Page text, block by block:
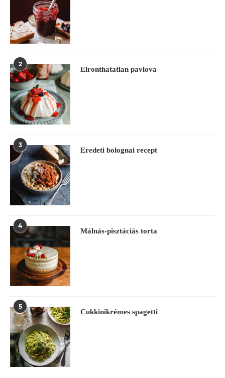
2
Elronthatatlan pavlova
3
Eredeti bolognai recept
4
Málnás-pisztáciás torta
5
Cukkinikrémes spagetti